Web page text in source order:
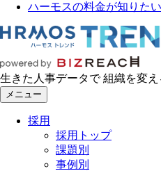
ハーモスの料金が知りたい
生きた人事データで 組織を変
メニュー
採用
採用トップ
課題別
事例別